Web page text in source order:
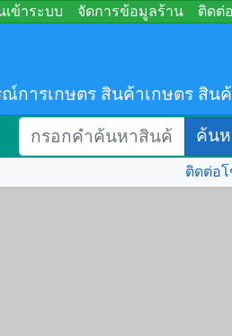
เข้าระบบ จัดการข้อมูลร้าน ติดต่
ารเกษตร สินค้าเกษตร สินค้
ค้นห
ติดต่อ